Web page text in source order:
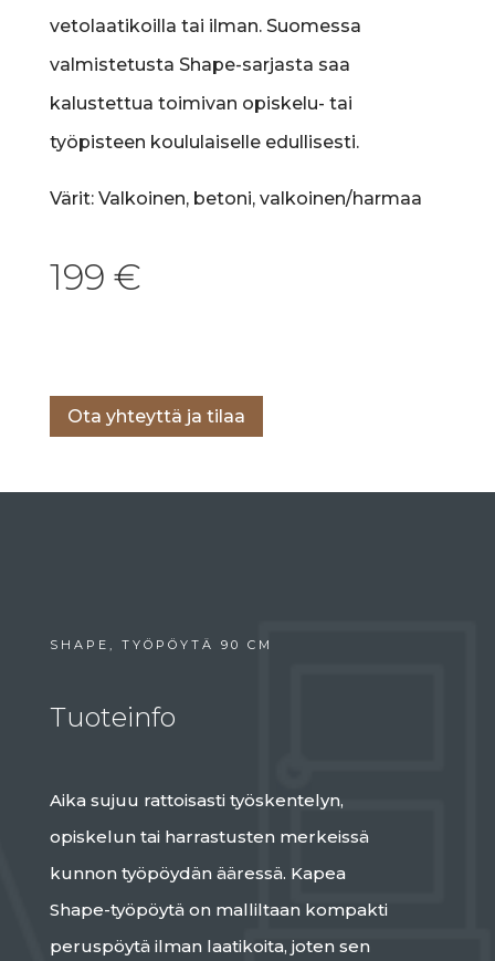
vetolaatikoilla tai ilman. Suomessa
valmistetusta Shape-sarjasta saa
kalustettua toimivan opiskelu- tai
työpisteen koululaiselle edullisesti.
Värit: Valkoinen, betoni, valkoinen/harmaa
199 €
Ota yhteyttä ja tilaa
SHAPE, TYÖPÖYTÄ 90 CM
Tuoteinfo
Aika sujuu rattoisasti työskentelyn,
opiskelun tai harrastusten merkeissä
kunnon työpöydän ääressä. Kapea
Shape-työpöytä on malliltaan kompakti
peruspöytä ilman laatikoita, joten sen